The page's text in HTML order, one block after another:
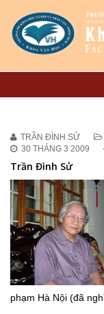
TRẦN ĐÌNH SỬ
30 THÁNG 3 2009
Trần Đình Sử
phạm Hà Nội (đã